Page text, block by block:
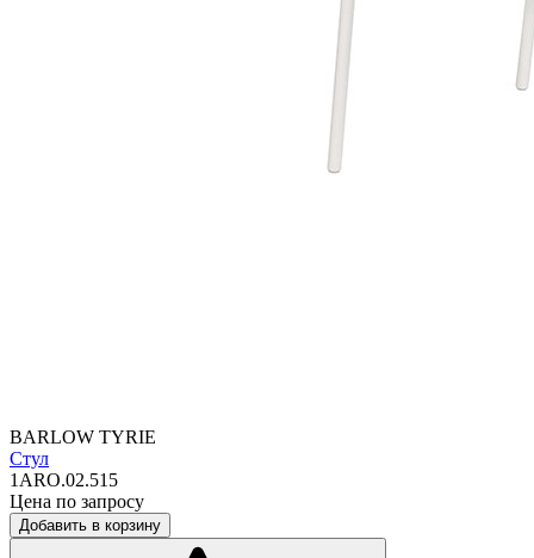
BARLOW TYRIE
Стул
1ARO.02.515
Цена по запросу
Добавить в корзину